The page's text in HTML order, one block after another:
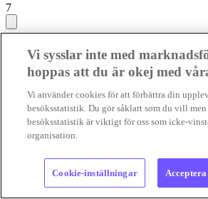
7
Ett händelserikt dygn för klimatet
Stockholm tre veckor före valet
JÄTTEMANIFESTATIONHelgen 22-23
tecken i Stockholm. En dygnslång
upptåg följs av en demonstra...
Helgen 22-23 augusti går i klimatets tecken
29 jul 2026
Vi sysslar inte med
hoppas att du är okej med
Vi använder cookies för att förbättra din
besöksstatistik. Du gör såklart som du vill
besöksstatistik är viktigt för oss som icke-
organisation.
Cookie-inställningar